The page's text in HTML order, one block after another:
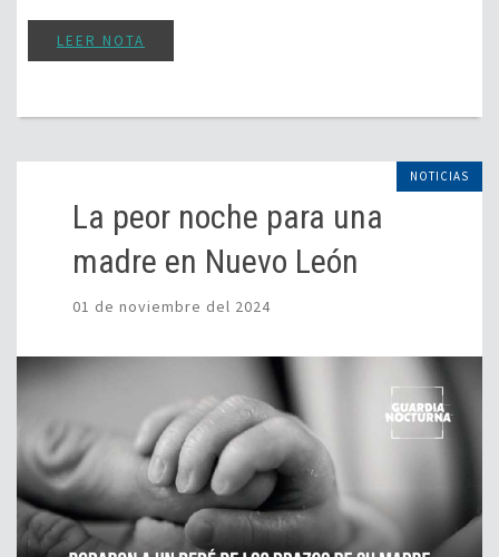
LEER NOTA
NOTICIAS
La peor noche para una
madre en Nuevo León
01 de noviembre del 2024